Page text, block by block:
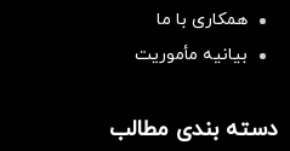
همکاری با ما
بیانیه مأموریت
دسته بندی مطالب